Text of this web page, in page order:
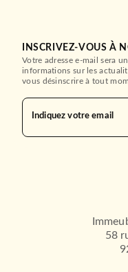
INSCRIVEZ-VOUS À
Votre adresse e-mail sera
informations sur les
vous désinscrire à tout
Indiquez votre email
58